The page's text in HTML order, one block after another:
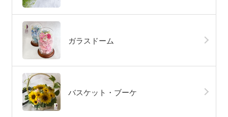
ガラスドーム
バスケット・ブーケ